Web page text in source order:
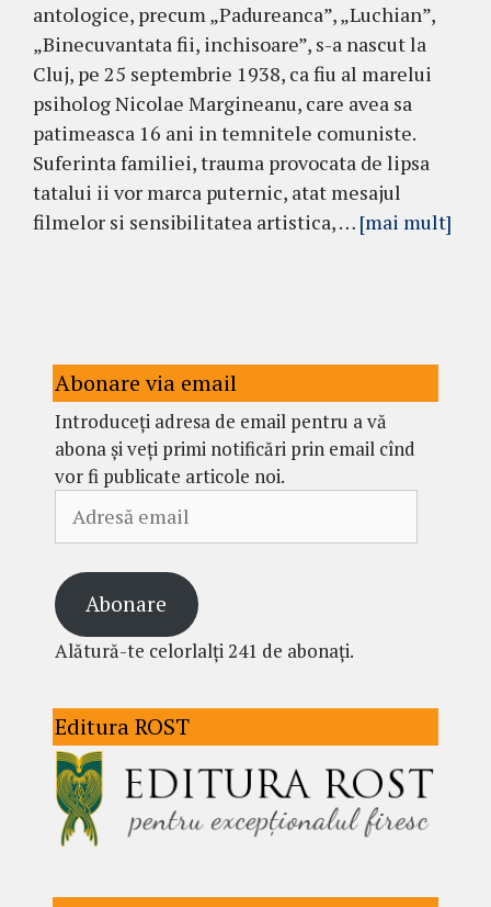
antologice, precum „Padureanca”, „Luchian”,
„Binecuvantata fii, inchisoare”, s-a nascut la
Cluj, pe 25 septembrie 1938, ca fiu al marelui
psiholog Nicolae Margineanu, care avea sa
patimeasca 16 ani in temnitele comuniste.
Suferinta familiei, trauma provocata de lipsa
tatalui ii vor marca puternic, atat mesajul
filmelor si sensibilitatea artistica, … [mai mult]
Abonare via email
Introduceți adresa de email pentru a vă
abona și veți primi notificări prin email cînd
vor fi publicate articole noi.
email
Abonare
Alătură-te celorlalți 241 de abonați.
Editura ROST